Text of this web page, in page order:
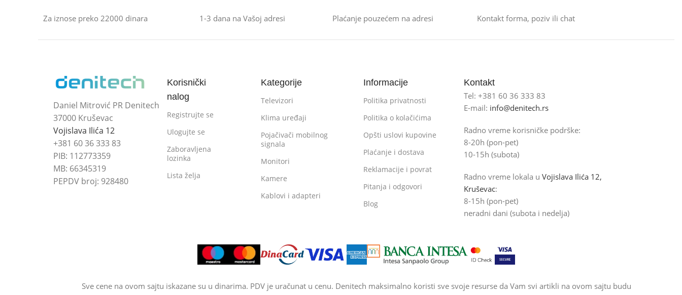
Za iznose preko 22000 dinara 1-3 dana na Vašoj adresi Plaćanje pouzećem na adresi Kontakt forma, poziv ili chat
Daniel Mitrović PR Denitech
37000 Kruševac
Vojislava Ilića 12
+381 60 36 333 83
PIB: 112773359
MB: 66345319
PEPDV broj: 928480
Korisnički
nalog
Registrujte se
Ulogujte se
Zaboravljena
lozinka
Lista želja
Kategorije
Televizori
Klima uređaji
Pojačivači mobilnog
signala
Monitori
Kamere
Kablovi i adapteri
Informacije
Politika privatnosti
Politika o kolačićima
Opšti uslovi kupovine
Plaćanje i dostava
Reklamacije i povrat
Pitanja i odgovori
Blog
Kontakt
Tel: +381 60 36 333 83
E-mail: info@denitech.rs
Radno vreme korisničke podrške:
8-20h (pon-pet)
10-15h (subota)
Radno vreme lokala u Vojislava Ilića 12,
Kruševac:
8-15h (pon-pet)
neradni dani (subota i nedelja)
Sve cene na ovom sajtu iskazane su u dinarima. PDV je uračunat u cenu. Denitech maksimalno koristi sve svoje resurse da Vam svi artikli na ovom sajtu budu